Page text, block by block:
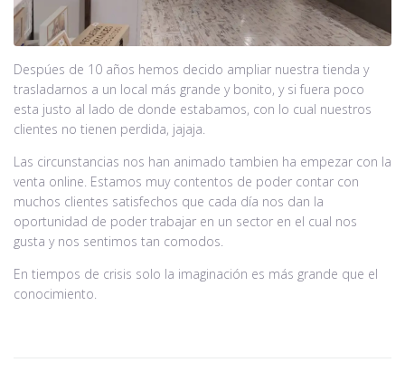
Despúes de 10 años hemos decido ampliar nuestra tienda y
trasladarnos a un local más grande y bonito, y si fuera poco
esta justo al lado de donde estabamos, con lo cual nuestros
clientes no tienen perdida, jajaja.
Las circunstancias nos han animado tambien ha empezar con la
venta online. Estamos muy contentos de poder contar con
muchos clientes satisfechos que cada día nos dan la
oportunidad de poder trabajar en un sector en el cual nos
gusta y nos sentimos tan comodos.
En tiempos de crisis solo la imaginación es más grande que el
conocimiento.